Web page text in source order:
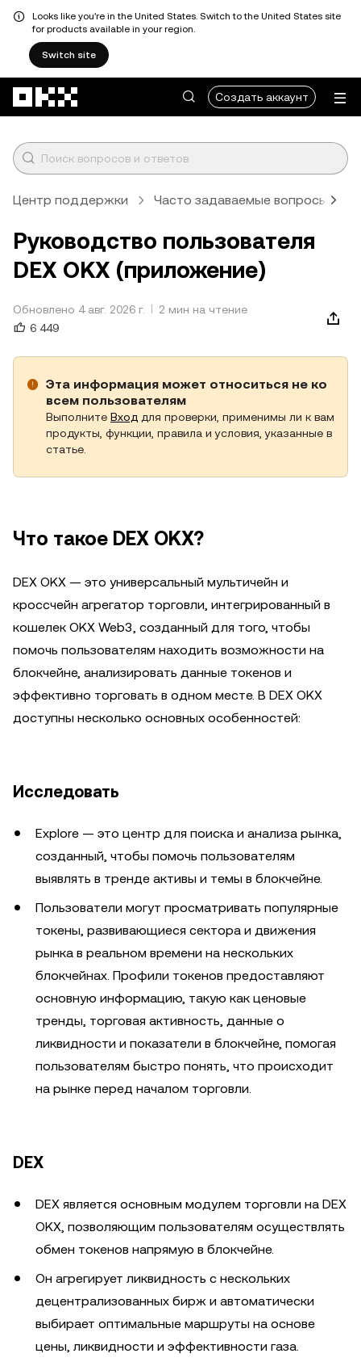
Looks like you're in the United States. Switch to the United States site
for products available in your region.
Switch site
Создать аккаунт
Центр поддержки Часто задаваемые вопросы
Руководство пользователя
DEX OKX (приложение)
Обновлено 4 авг. 2026 г.
2 мин на чтение
6 449
Эта информация может относиться не ко
всем пользователям
Выполните Вход для проверки, применимы ли к вам
продукты, функции, правила и условия, указанные в
статье.
Что такое DEX OKX?
DEX OKX — это универсальный мультичейн и
кроссчейн агрегатор торговли, интегрированный в
кошелек OKX Web3, созданный для того, чтобы
помочь пользователям находить возможности на
блокчейне, анализировать данные токенов и
эффективно торговать в одном месте. В DEX OKX
доступны несколько основных особенностей:
Исследовать
Explore — это центр для поиска и анализа рынка,
созданный, чтобы помочь пользователям
выявлять в тренде активы и темы в блокчейне.
Пользователи могут просматривать популярные
токены, развивающиеся сектора и движения
рынка в реальном времени на нескольких
блокчейнах. Профили токенов предоставляют
основную информацию, такую как ценовые
тренды, торговая активность, данные о
ликвидности и показатели в блокчейне, помогая
пользователям быстро понять, что происходит
на рынке перед началом торговли.
DEX
DEX является основным модулем торговли на DEX
OKX, позволяющим пользователям осуществлять
обмен токенов напрямую в блокчейне.
Он агрегирует ликвидность с нескольких
децентрализованных бирж и автоматически
выбирает оптимальные маршруты на основе
цены, ликвидности и эффективности газа.